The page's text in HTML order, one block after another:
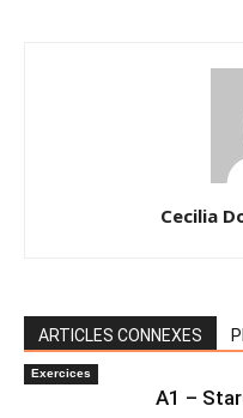
Cecilia
ARTICLES CONNEXES
Exercices
A1 –